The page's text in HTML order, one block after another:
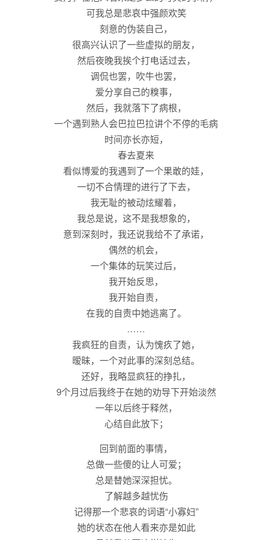
可我总是悲哀中强颜欢笑
刻意的伪装自己，
很高兴认识了一些虚拟的朋友，
然后夜晚我挨个打电话过去，
调侃也罢，吹牛也罢，
爱分享自己的糗事，
然后，我就落下了病根，
一个遇到熟人会巴拉巴拉讲个不停的毛病
时间亦长亦短，
春去夏来
看似博爱的我遇到了一个果敢的娃，
一切不合情理的进行了下去，
我无耻的被动炫耀着，
我总是说，这不是我想象的，
意到深刻时，我还说我给不了承诺，
偶然的机会，
一个集体的玩笑过后，
我开始反思，
我开始自责，
在我的自责中她逃离了。
……
我疯狂的自责，认为愧疚了她，
暧昧，一个对此事的深刻总结。
还好，我略显疯狂的挣扎，
9个月过后我终于在她的劝导下开始淡然
一年以后终于释然，
心结自此放下；
回到前面的事情，
总做一些傻的让人可爱；
总是替她深深担忧。
了解越多越忧伤
记得那一个悲哀的词语“小寡妇”
她的状态在他人看来亦是如此